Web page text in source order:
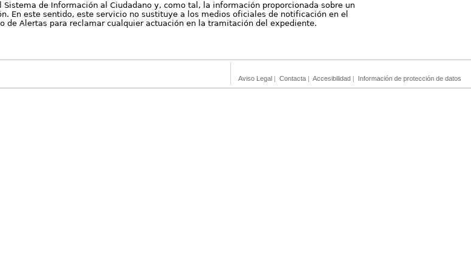
de Información al Ciudadano y, como tal, la información proporcionada sobre un
En este sentido, este servicio no sustituye a los medios oficiales de notificación en el
Alertas para reclamar cualquier actuación en la tramitación del expediente.
Aviso Legal | Contacta | Accesibilidad | Información de protección de datos